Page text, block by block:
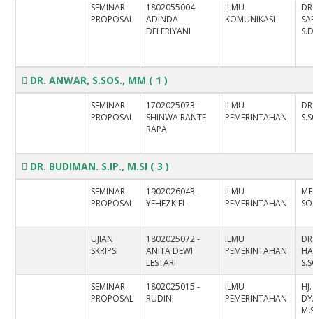
SEMINAR
PROPOSAL
1802055004 -
ADINDA
DELFRIYANI
ILMU
KOMUNIKASI
DR. ANWAR, S.SOS., MM ( 1 )
SEMINAR
PROPOSAL
1702025073 -
SHINWA RANTE
RAPA
ILMU
PEMERINTAHAN
DR. BUDIMAN. S.IP., M.SI ( 3 )
SEMINAR
PROPOSAL
1902026043 -
YEHEZKIEL
ILMU
PEMERINTAHAN
UJIAN
SKRIPSI
1802025072 -
ANITA DEWI
LESTARI
ILMU
PEMERINTAHAN
SEMINAR
PROPOSAL
1802025015 -
RUDINI
ILMU
PEMERINTAHAN